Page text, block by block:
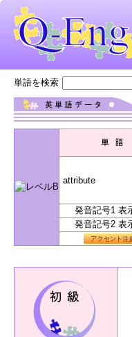
単語を検索
attribute
発音記号1 表
発音記号2 表